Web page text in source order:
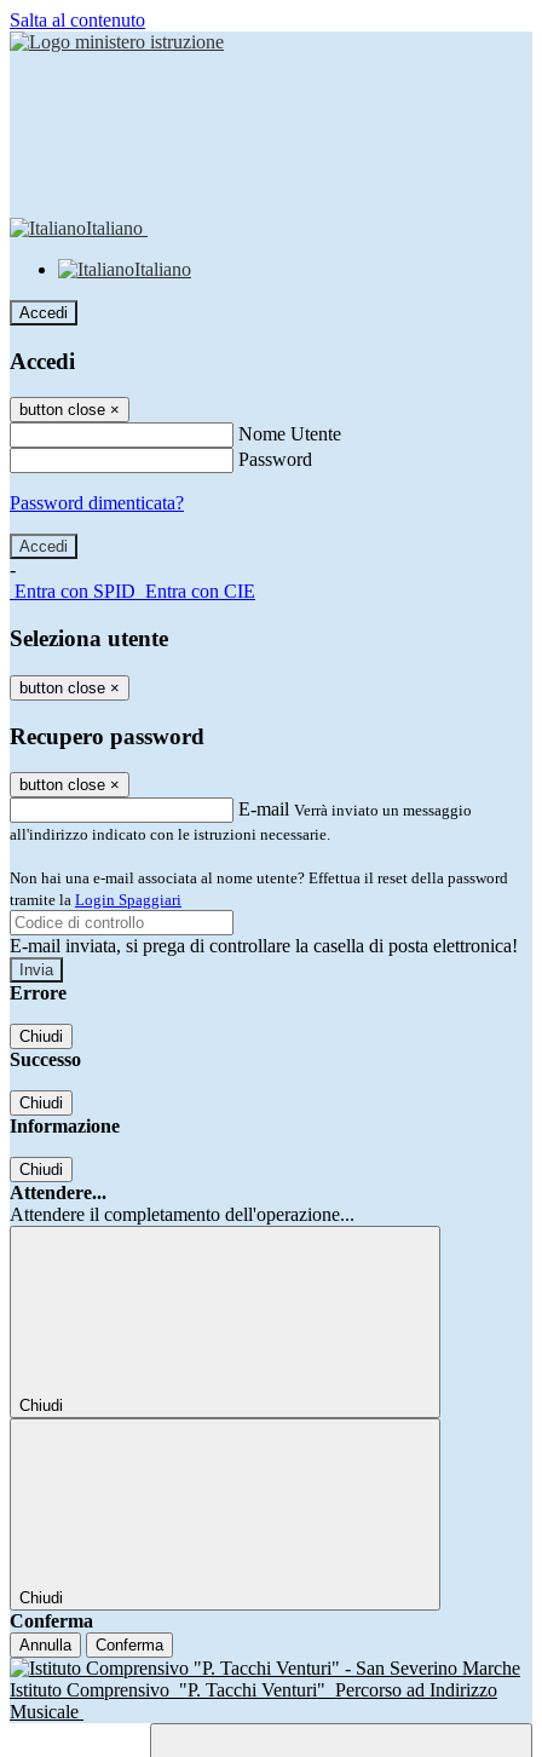
Salta al contenuto
Italiano
Italiano
Accedi
Accedi
button close ×
Nome Utente
Password
Password dimenticata?
-
Entra con SPID Entra con CIE
Seleziona utente
button close ×
Recupero password
button close ×
E-mail Verrà inviato un messaggio
all'indirizzo indicato con le istruzioni necessarie.
Non hai una e-mail associata al nome utente? Effettua il reset della password
tramite la Login Spaggiari
E-mail inviata, si prega di controllare la casella di posta elettronica!
Errore
Chiudi
Successo
Chiudi
Informazione
Chiudi
Attendere...
Attendere il completamento dell'operazione...
Chiudi
Chiudi
Conferma
Annulla Conferma
Istituto Comprensivo "P. Tacchi Venturi" Percorso ad Indirizzo
Musicale